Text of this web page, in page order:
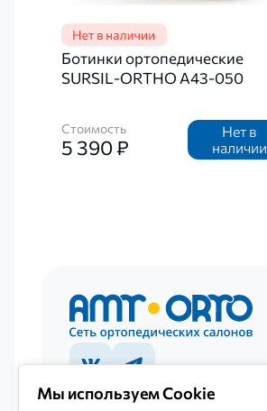
Ботинки ортопедические
SURSIL-ORTHO А43-050
Стоимость
5 390 ₽
Нет в
наличии
+7 922 027-20-52
Мы используем Cookie